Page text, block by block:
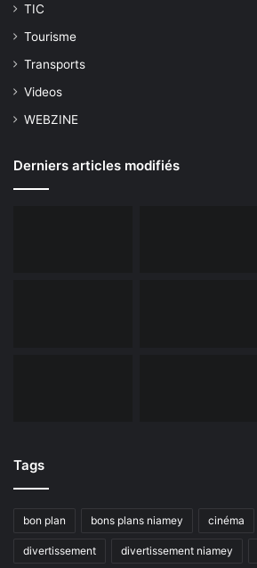
TIC
Tourisme
Transports
Videos
WEBZINE
Derniers articles modifiés
Tags
bon plan bons plans niamey cinéma
divertissement divertissement niamey